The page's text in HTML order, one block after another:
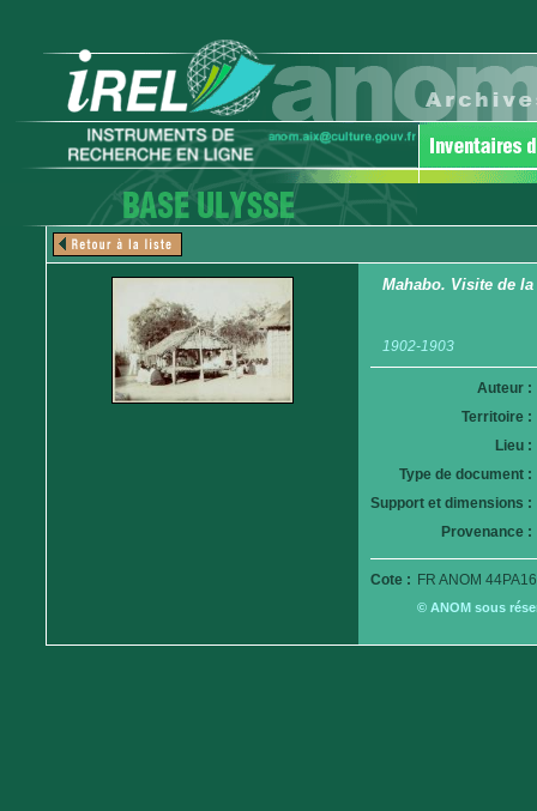
Mahabo. Visite de
1902-1903
Auteur :
Territoire :
Lieu :
Type de document :
Support et dimensions :
Provenance :
Cote : FR ANOM
© ANOM sous